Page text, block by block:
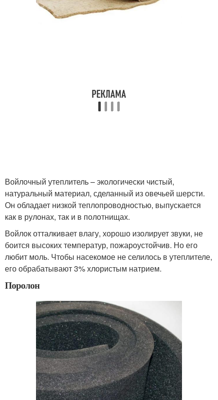
Войлочный утеплитель – экологически чистый,
натуральный материал, сделанный из овечьей шерсти.
Он обладает низкой теплопроводностью, выпускается
как в рулонах, так и в полотнищах.
Войлок отталкивает влагу, хорошо изолирует звуки, не
боится высоких температур, пожароустойчив. Но его
любит моль. Чтобы насекомое не селилось в утеплителе,
его обрабатывают 3% хлористым натрием.
Поролон